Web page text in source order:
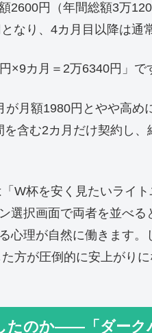
2600円（年間総額3万
なり、4カ月目以降は通
×9カ月＝2万6340円」で
月額1980円とやや高め
含む2カ月だけ契約し
W杯を安く見たいライ
選択画面で両者を並べ
心理が自然に働きます。
方が圧倒的に安上がり
たのか——「ダーク